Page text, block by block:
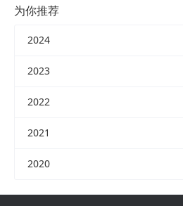
为你推荐
2024
2023
2022
2021
2020